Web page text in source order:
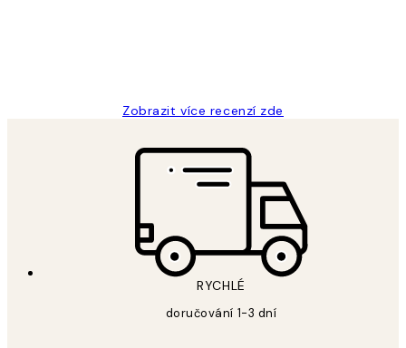
Zobrazit více recenzí zde
RYCHLÉ
doručování 1-3 dní